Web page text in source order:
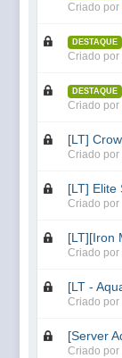
Criado por
DESTAQUE
Criado por
DESTAQUE
Criado por
[LT]
Criado por
[LT] Elite
Criado por
[LT][Iron
Criado por
[LT -
Criado por
[Server
Criado por